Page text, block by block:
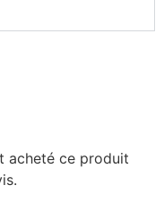
acheté ce produit